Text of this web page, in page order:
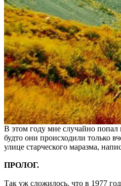
В этом году мне случайно
будто они происходили только
улице старческого маразма,
ПРОЛОГ.
Так уж сложилось, что в 1977